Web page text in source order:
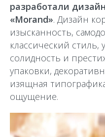
разработали
«Morand». Дизайн
изысканность,
классический стиль,
солидность и
упаковки,
изящная
ощущение.